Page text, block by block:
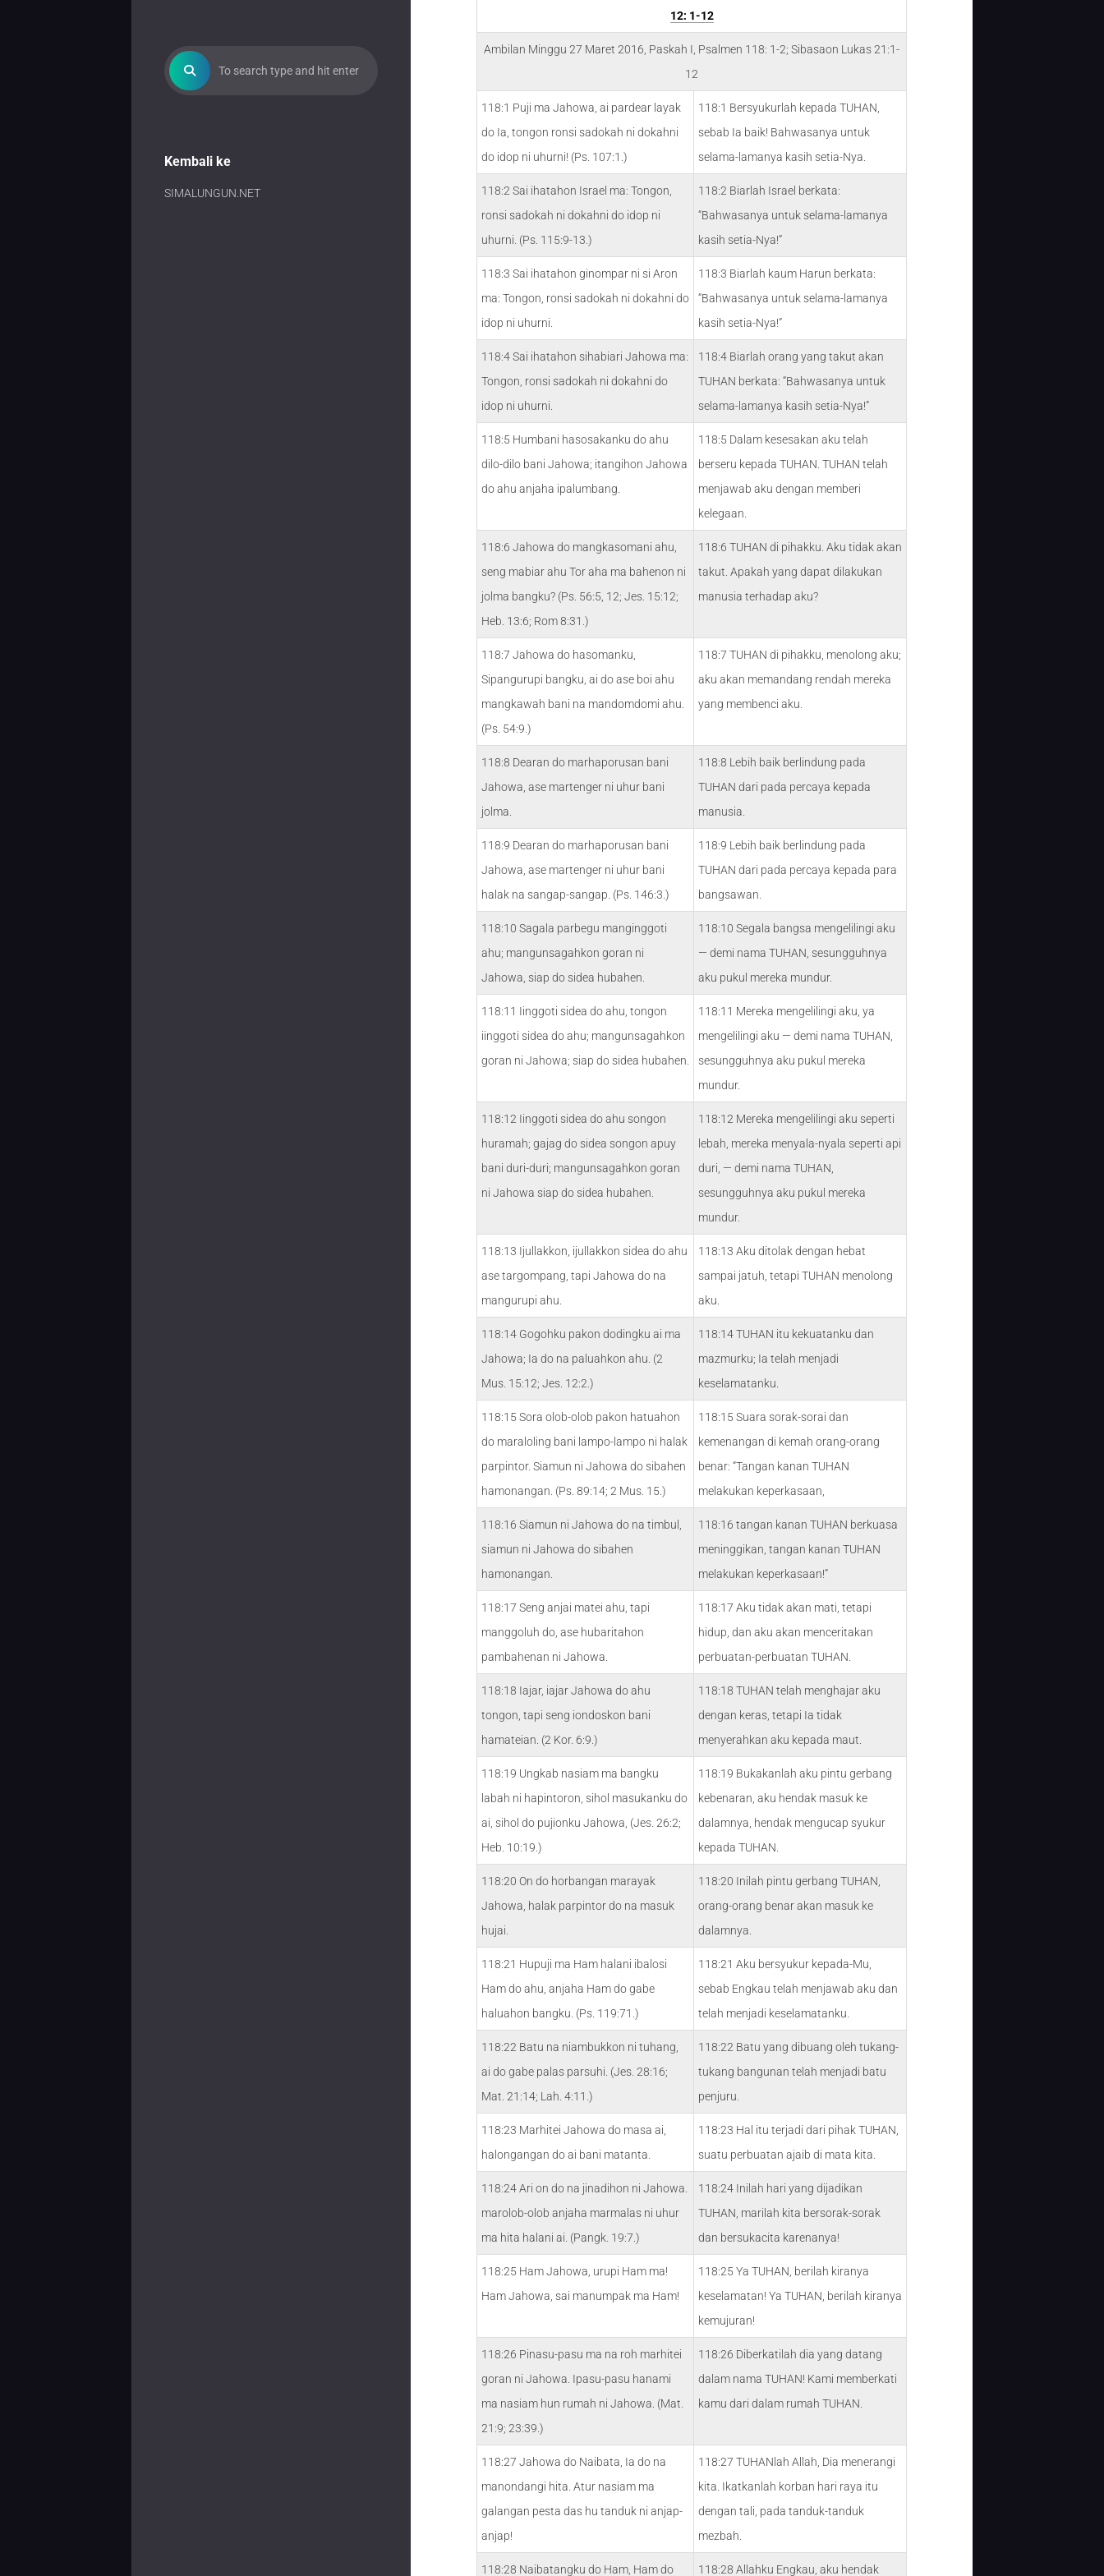
Kembali ke
SIMALUNGUN.NET
12: 1-12
Ambilan Minggu 27 Maret 2016, Paskah I, Psalmen 118: 1-2; Sibasaon Lukas 21:1-
12
118:1 Puji ma Jahowa, ai pardear layak
do Ia, tongon ronsi sadokah ni dokahni
do idop ni uhurni! (Ps. 107:1.)
118:1 Bersyukurlah kepada TUHAN,
sebab Ia baik! Bahwasanya untuk
selama-lamanya kasih setia-Nya.
118:2 Sai ihatahon Israel ma: Tongon,
ronsi sadokah ni dokahni do idop ni
uhurni. (Ps. 115:9-13.)
118:2 Biarlah Israel berkata:
“Bahwasanya untuk selama-lamanya
kasih setia-Nya!”
118:3 Sai ihatahon ginompar ni si Aron
ma: Tongon, ronsi sadokah ni dokahni do
idop ni uhurni.
118:3 Biarlah kaum Harun berkata:
“Bahwasanya untuk selama-lamanya
kasih setia-Nya!”
118:4 Sai ihatahon sihabiari Jahowa ma:
Tongon, ronsi sadokah ni dokahni do
idop ni uhurni.
118:4 Biarlah orang yang takut akan
TUHAN berkata: “Bahwasanya untuk
selama-lamanya kasih setia-Nya!”
118:5 Humbani hasosakanku do ahu
dilo-dilo bani Jahowa; itangihon Jahowa
do ahu anjaha ipalumbang.
118:5 Dalam kesesakan aku telah
berseru kepada TUHAN. TUHAN telah
menjawab aku dengan memberi
kelegaan.
118:6 Jahowa do mangkasomani ahu,
seng mabiar ahu Tor aha ma bahenon ni
jolma bangku? (Ps. 56:5, 12; Jes. 15:12;
Heb. 13:6; Rom 8:31.)
118:6 TUHAN di pihakku. Aku tidak akan
takut. Apakah yang dapat dilakukan
manusia terhadap aku?
118:7 Jahowa do hasomanku,
Sipangurupi bangku, ai do ase boi ahu
mangkawah bani na mandomdomi ahu.
(Ps. 54:9.)
118:7 TUHAN di pihakku, menolong aku;
aku akan memandang rendah mereka
yang membenci aku.
118:8 Dearan do marhaporusan bani
Jahowa, ase martenger ni uhur bani
jolma.
118:8 Lebih baik berlindung pada
TUHAN dari pada percaya kepada
manusia.
118:9 Dearan do marhaporusan bani
Jahowa, ase martenger ni uhur bani
halak na sangap-sangap. (Ps. 146:3.)
118:9 Lebih baik berlindung pada
TUHAN dari pada percaya kepada para
bangsawan.
118:10 Sagala parbegu manginggoti
ahu; mangunsagahkon goran ni
Jahowa, siap do sidea hubahen.
118:10 Segala bangsa mengelilingi aku
— demi nama TUHAN, sesungguhnya
aku pukul mereka mundur.
118:11 Iinggoti sidea do ahu, tongon
iinggoti sidea do ahu; mangunsagahkon
goran ni Jahowa; siap do sidea hubahen.
118:11 Mereka mengelilingi aku, ya
mengelilingi aku — demi nama TUHAN,
sesungguhnya aku pukul mereka
mundur.
118:12 Iinggoti sidea do ahu songon
huramah; gajag do sidea songon apuy
bani duri-duri; mangunsagahkon goran
ni Jahowa siap do sidea hubahen.
118:12 Mereka mengelilingi aku seperti
lebah, mereka menyala-nyala seperti api
duri, — demi nama TUHAN,
sesungguhnya aku pukul mereka
mundur.
118:13 Ijullakkon, ijullakkon sidea do ahu
ase targompang, tapi Jahowa do na
mangurupi ahu.
118:13 Aku ditolak dengan hebat
sampai jatuh, tetapi TUHAN menolong
aku.
118:14 Gogohku pakon dodingku ai ma
Jahowa; Ia do na paluahkon ahu. (2
Mus. 15:12; Jes. 12:2.)
118:14 TUHAN itu kekuatanku dan
mazmurku; Ia telah menjadi
keselamatanku.
118:15 Sora olob-olob pakon hatuahon
do maraloling bani lampo-lampo ni halak
parpintor. Siamun ni Jahowa do sibahen
hamonangan. (Ps. 89:14; 2 Mus. 15.)
118:15 Suara sorak-sorai dan
kemenangan di kemah orang-orang
benar: “Tangan kanan TUHAN
melakukan keperkasaan,
118:16 Siamun ni Jahowa do na timbul,
siamun ni Jahowa do sibahen
hamonangan.
118:16 tangan kanan TUHAN berkuasa
meninggikan, tangan kanan TUHAN
melakukan keperkasaan!”
118:17 Seng anjai matei ahu, tapi
manggoluh do, ase hubaritahon
pambahenan ni Jahowa.
118:17 Aku tidak akan mati, tetapi
hidup, dan aku akan menceritakan
perbuatan-perbuatan TUHAN.
118:18 Iajar, iajar Jahowa do ahu
tongon, tapi seng iondoskon bani
hamateian. (2 Kor. 6:9.)
118:18 TUHAN telah menghajar aku
dengan keras, tetapi Ia tidak
menyerahkan aku kepada maut.
118:19 Ungkab nasiam ma bangku
labah ni hapintoron, sihol masukanku do
ai, sihol do pujionku Jahowa, (Jes. 26:2;
Heb. 10:19.)
118:19 Bukakanlah aku pintu gerbang
kebenaran, aku hendak masuk ke
dalamnya, hendak mengucap syukur
kepada TUHAN.
118:20 On do horbangan marayak
Jahowa, halak parpintor do na masuk
hujai.
118:20 Inilah pintu gerbang TUHAN,
orang-orang benar akan masuk ke
dalamnya.
118:21 Hupuji ma Ham halani ibalosi
Ham do ahu, anjaha Ham do gabe
haluahon bangku. (Ps. 119:71.)
118:21 Aku bersyukur kepada-Mu,
sebab Engkau telah menjawab aku dan
telah menjadi keselamatanku.
118:22 Batu na niambukkon ni tuhang,
ai do gabe palas parsuhi. (Jes. 28:16;
Mat. 21:14; Lah. 4:11.)
118:22 Batu yang dibuang oleh tukang-
tukang bangunan telah menjadi batu
penjuru.
118:23 Marhitei Jahowa do masa ai,
halongangan do ai bani matanta.
118:23 Hal itu terjadi dari pihak TUHAN,
suatu perbuatan ajaib di mata kita.
118:24 Ari on do na jinadihon ni Jahowa.
marolob-olob anjaha marmalas ni uhur
ma hita halani ai. (Pangk. 19:7.)
118:24 Inilah hari yang dijadikan
TUHAN, marilah kita bersorak-sorak
dan bersukacita karenanya!
118:25 Ham Jahowa, urupi Ham ma!
Ham Jahowa, sai manumpak ma Ham!
118:25 Ya TUHAN, berilah kiranya
keselamatan! Ya TUHAN, berilah kiranya
kemujuran!
118:26 Pinasu-pasu ma na roh marhitei
goran ni Jahowa. Ipasu-pasu hanami
ma nasiam hun rumah ni Jahowa. (Mat.
21:9; 23:39.)
118:26 Diberkatilah dia yang datang
dalam nama TUHAN! Kami memberkati
kamu dari dalam rumah TUHAN.
118:27 Jahowa do Naibata, Ia do na
manondangi hita. Atur nasiam ma
galangan pesta das hu tanduk ni anjap-
anjap!
118:27 TUHANlah Allah, Dia menerangi
kita. Ikatkanlah korban hari raya itu
dengan tali, pada tanduk-tanduk
mezbah.
118:28 Naibatangku do Ham, Ham do 118:28 Allahku Engkau, aku hendak